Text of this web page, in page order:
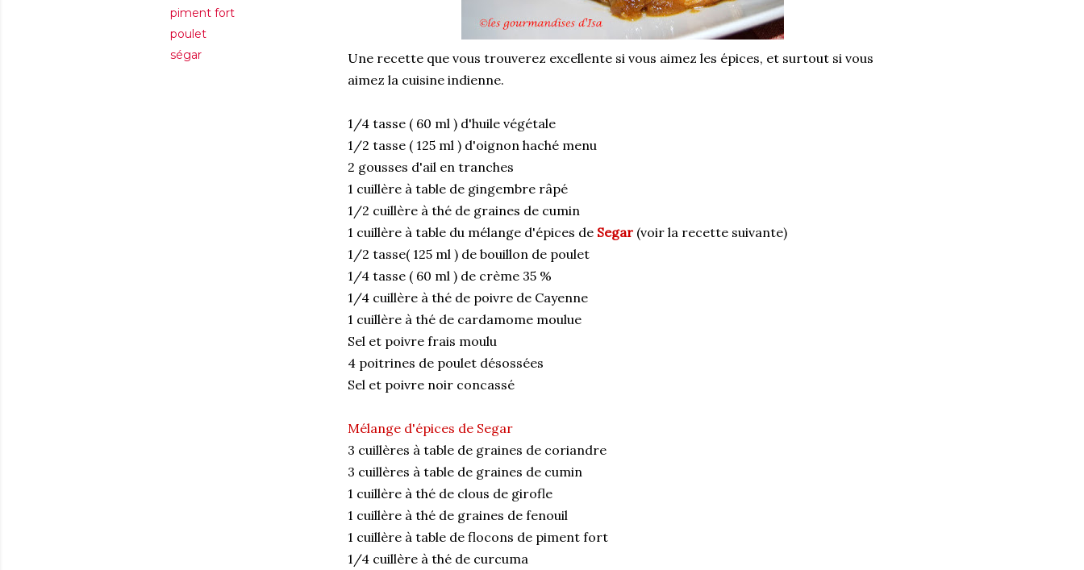
piment fort
poulet
ségar
Une recette que vous trouverez excellente si vous aimez les épices, et surtout si vous
aimez la cuisine indienne.
1/4 tasse ( 60 ml ) d'huile végétale
1/2 tasse ( 125 ml ) d'oignon haché menu
2 gousses d'ail en tranches
1 cuillère à table de gingembre râpé
1/2 cuillère à thé de graines de cumin
1 cuillère à table du mélange d'épices de Segar (voir la recette suivante)
1/2 tasse( 125 ml ) de bouillon de poulet
1/4 tasse ( 60 ml ) de crème 35 %
1/4 cuillère à thé de poivre de Cayenne
1 cuillère à thé de cardamome moulue
Sel et poivre frais moulu
4 poitrines de poulet désossées
Sel et poivre noir concassé
Mélange d'épices de Segar
3 cuillères à table de graines de coriandre
3 cuillères à table de graines de cumin
1 cuillère à thé de clous de girofle
1 cuillère à thé de graines de fenouil
1 cuillère à table de flocons de piment fort
1/4 cuillère à thé de curcuma